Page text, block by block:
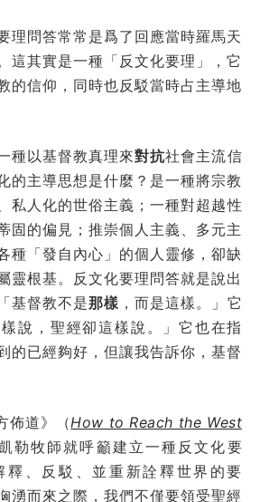
理問答常常是爲了回應當時羅馬天
這其實是一種「反文化要理」，它
的信仰，同時也反駁當時占主導地
種以基督教真理來對抗社會主流信
的主導思想是什麼？是一種將宗教
私人化的世俗主義；一種對超越性
固的偏見；推崇個人主義、多元主
種「發自內心」的個人靈修，卻缺
靈根基。反文化要理問答就是說出
基督教不是那樣 ，而是這樣。」它
說，聖經卻這樣說。」它也在指
的已經夠好，但讓我告訴你，基督
佈道》（How to Reach the West
勒牧師就呼籲建立一種反文化要
釋、反駁、並重新詮釋世界的要
湧而來之際，我們不僅要領受聖經